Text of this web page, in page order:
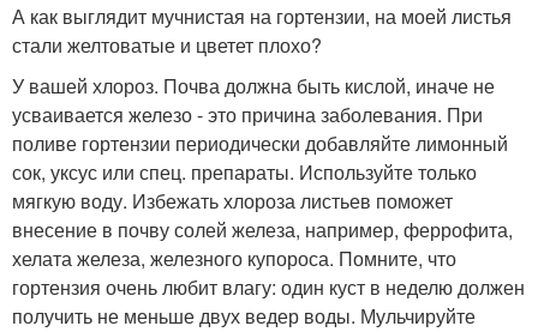
А как выглядит мучнистая на гортензии, на моей листья
стали желтоватые и цветет плохо?
У вашей хлороз. Почва должна быть кислой, иначе не
усваивается железо - это причина заболевания. При
поливе гортензии периодически добавляйте лимонный
сок, уксус или спец. препараты. Используйте только
мягкую воду. Избежать хлороза листьев поможет
внесение в почву солей железа, например, феррофита,
хелата железа, железного купороса. Помните, что
гортензия очень любит влагу: один куст в неделю должен
получить не меньше двух ведер воды. Мульчируйте